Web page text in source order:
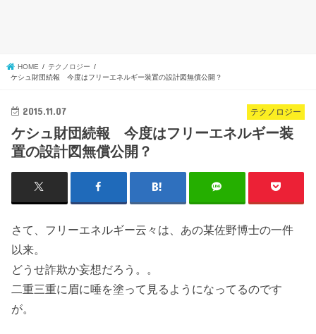
HOME
テクノロジー
ケシュ財団続報 今度はフリーエネルギー装置の設計図無償公開？
テクノロジー
2015.11.07
ケシュ財団続報 今度はフリーエネルギー装
置の設計図無償公開？
さて、フリーエネルギー云々は、あの某佐野博士の一件
以来。
どうせ詐欺か妄想だろう。。
二重三重に眉に唾を塗って見るようになってるのです
が。